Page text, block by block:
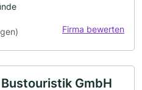
Firma bewerten
GmbH